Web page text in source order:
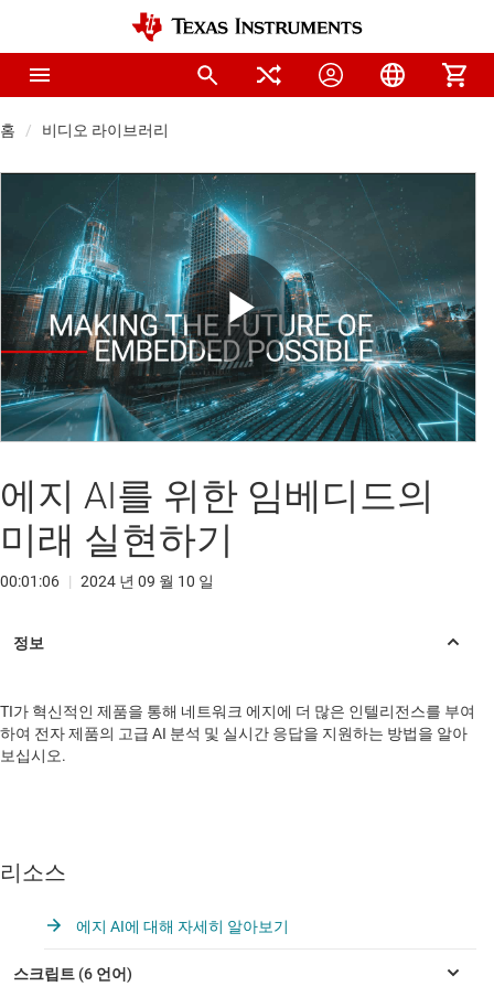
홈 비디오 라이브러리
Play
Video
에지 AI를 위한 임베디드의
미래 실현하기
00:01:06 | 2024 년 09 월 10 일
TI가 혁신적인 제품을 통해 네트워크 에지에 더 많은 인텔리전스를 부여
하여 전자 제품의 고급 AI 분석 및 실시간 응답을 지원하는 방법을 알아
보십시오.
리소스
에지 AI에 대해 자세히 알아보기